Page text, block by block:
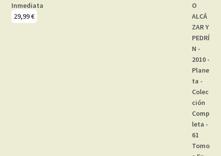
Inmediata
29,99€